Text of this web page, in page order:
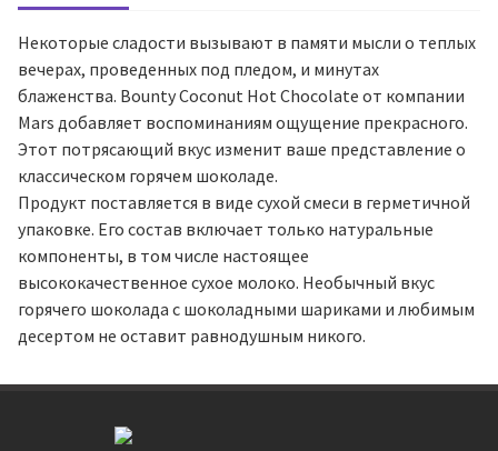
Некоторые сладости вызывают в памяти мысли о теплых
вечерах, проведенных под пледом, и минутах
блаженства. Bounty Coconut Hot Chocolate от компании
Mars добавляет воспоминаниям ощущение прекрасного.
Этот потрясающий вкус изменит ваше представление о
классическом горячем шоколаде.
Продукт поставляется в виде сухой смеси в герметичной
упаковке. Его состав включает только натуральные
компоненты, в том числе настоящее
высококачественное сухое молоко. Необычный вкус
горячего шоколада с шоколадными шариками и любимым
десертом не оставит равнодушным никого.